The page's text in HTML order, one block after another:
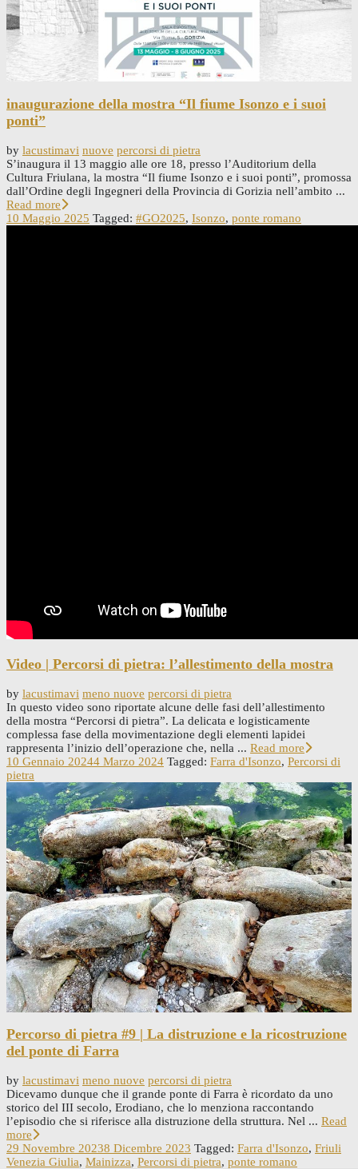
inaugurazione della mostra “Il fiume Isonzo e i suoi
ponti”
by lacustimavi nuove percorsi di pietra
S’inaugura il 13 maggio alle ore 18, presso l’Auditorium della
Cultura Friulana, la mostra “Il fiume Isonzo e i suoi ponti”, promossa
dall’Ordine degli Ingegneri della Provincia di Gorizia nell’ambito ...
Read more
10 Maggio 2025 Tagged: #GO2025, Isonzo, ponte romano
Video | Percorsi di pietra: l’allestimento della mostra
by lacustimavi meno nuove percorsi di pietra
In questo video sono riportate alcune delle fasi dell’allestimento
della mostra “Percorsi di pietra”. La delicata e logisticamente
complessa fase della movimentazione degli elementi lapidei
rappresenta l’inizio dell’operazione che, nella ... Read more
10 Gennaio 20244 Marzo 2024 Tagged: Farra d'Isonzo, Percorsi di
pietra
Percorso di pietra #9 | La distruzione e la ricostruzione
del ponte di Farra
by lacustimavi meno nuove percorsi di pietra
Dicevamo dunque che il grande ponte di Farra è ricordato da uno
storico del III secolo, Erodiano, che lo menziona raccontando
l’episodio che si riferisce alla distruzione della struttura. Nel ... Read
more
29 Novembre 20238 Dicembre 2023 Tagged: Farra d'Isonzo, Friuli
Venezia Giulia, Mainizza, Percorsi di pietra, ponte romano